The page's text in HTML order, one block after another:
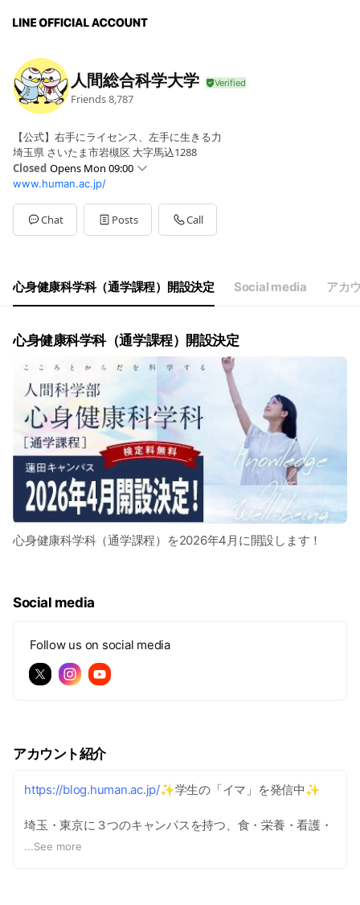
人間総合科学大学
Friends8,787
【公式】右手にライセンス、左手に生きる力
埼玉県 さいたま市岩槻区 大字馬込1288
Closed Opens Mon 09:00
SunClosed
Mon09:00 - 17:30
Tue09:00 - 17:30
Wed09:00 - 17:30
SatClosed
www.human.ac.jp/
Chat Posts Call
心身健康科学科（通学課程）開設決定 Social media アカ
心身健康科学科（通学課程）開設決定
心身健康科学科（通学課程）を2026年4月に開設します！
Social media
Follow us on social media
アカウント紹介
https://blog.human.ac.jp/✨学生の「イマ」を発信中✨
埼玉・東京に３つのキャンパスを持つ、食・栄養・看護・
リハビリテーションのスペシャリストを育成する総合大学
...See more